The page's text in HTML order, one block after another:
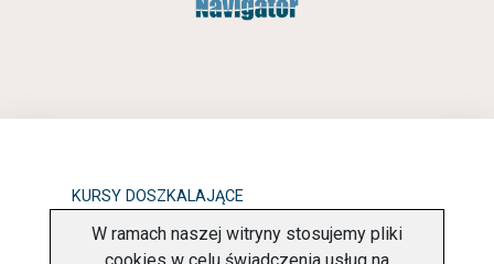
KURSY DOSZKALAJĄCE
OBOWIĄZEK INFORMACYJNY
W ramach naszej witryny stosujemy pliki